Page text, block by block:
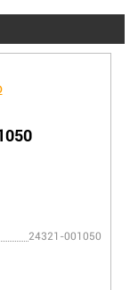
24321-001050